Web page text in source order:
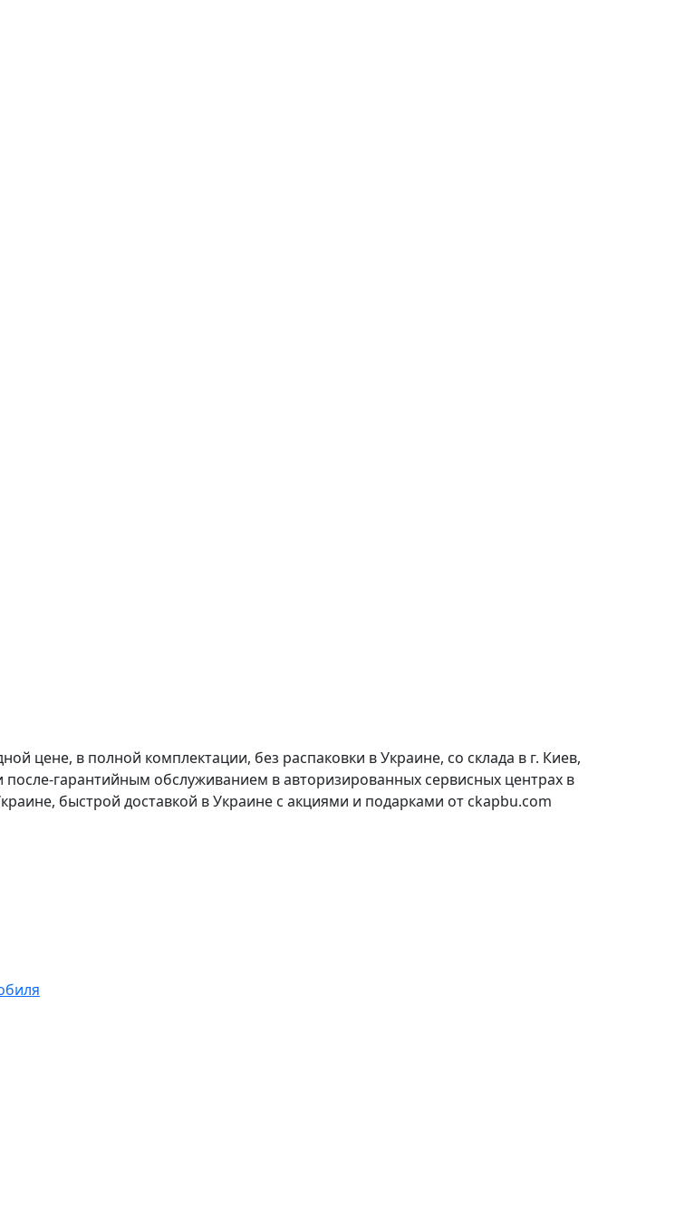
цене, в полной комплектации, без распаковки в Украине, со склада в г. Киев,
гарантийным обслуживанием в авторизированных сервисных центрах в
быстрой доставкой в Украине с акциями и подарками от ckapbu.com